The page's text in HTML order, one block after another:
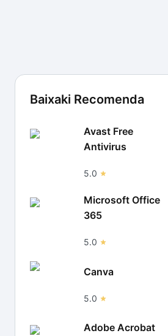
Baixaki Recomenda
Avast Free
Antivirus
5.0
Microsoft Office
365
5.0
Canva
5.0
Adobe Acrobat